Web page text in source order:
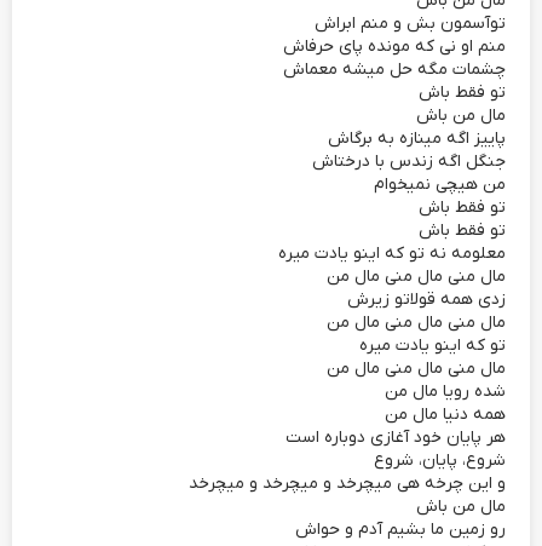
توآسمون بش و منم ابراش
منم او نی که مونده پای حرفاش
چشمات مگه حل میشه معماش
تو فقط باش
مال من باش
پاییز اگه مینازه به برگاش
جنگل اگه زندس با درختاش
من هیچی نمیخوام
تو فقط باش
تو فقط باش
معلومه نه تو که اینو یادت میره
مال منی مال منی مال من
زدی همه قولاتو زیرش
مال منی مال منی مال من
تو که اینو یادت میره
مال منی مال منی مال من
شده رویا مال من
همه دنیا مال من
هر پایان خود آغازی دوباره است
شروع، پایان، شروع
و این چرخه هی میچرخد و میچرخد و میچرخد
مال من باش
رو زمین ما بشیم آدم و حواش